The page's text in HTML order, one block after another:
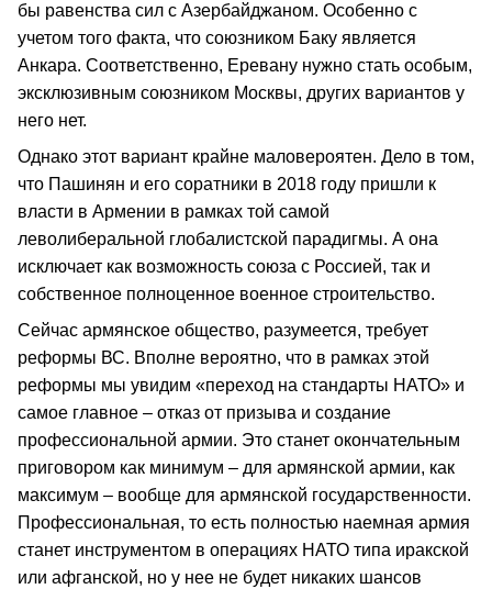
бы равенства сил с Азербайджаном. Особенно с
учетом того факта, что союзником Баку является
Анкара. Соответственно, Еревану нужно стать особым,
эксклюзивным союзником Москвы, других вариантов у
него нет.
Однако этот вариант крайне маловероятен. Дело в том,
что Пашинян и его соратники в 2018 году пришли к
власти в Армении в рамках той самой
леволиберальной глобалистской парадигмы. А она
исключает как возможность союза с Россией, так и
собственное полноценное военное строительство.
Сейчас армянское общество, разумеется, требует
реформы ВС. Вполне вероятно, что в рамках этой
реформы мы увидим «переход на стандарты НАТО» и
самое главное – отказ от призыва и создание
профессиональной армии. Это станет окончательным
приговором как минимум – для армянской армии, как
максимум – вообще для армянской государственности.
Профессиональная, то есть полностью наемная армия
станет инструментом в операциях НАТО типа иракской
или афганской, но у нее не будет никаких шансов